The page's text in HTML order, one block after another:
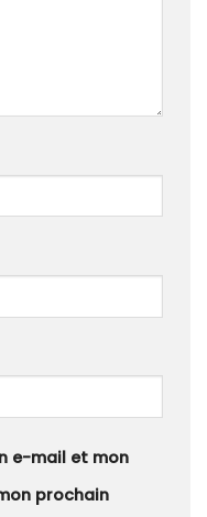
e-mail et mon
prochain